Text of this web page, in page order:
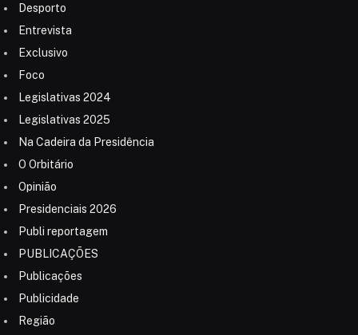
Desporto
Entrevista
Exclusivo
Foco
Legislativas 2024
Legislativas 2025
Na Cadeira da Presidência
O Orbitário
Opinião
Presidenciais 2026
Publi reportagem
PUBLICAÇÕES
Publicações
Publicidade
Região